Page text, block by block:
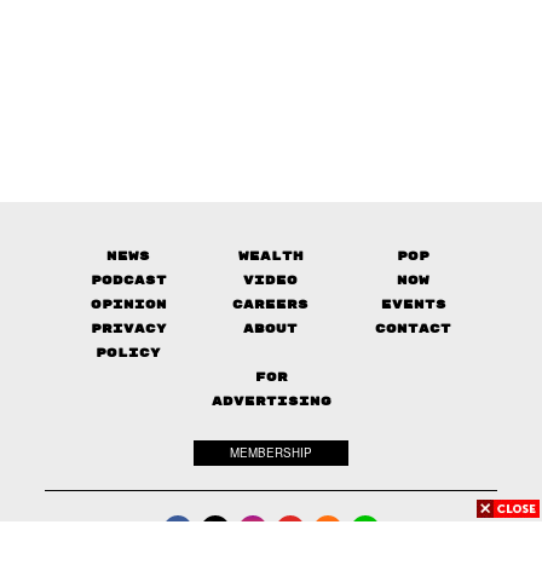
News Wealth
Pop
Podcast
Video
Now
Opinion
Careers
Events
Privacy
Policy
About Contact
FOR
ADVERTISING
MEMBERSHIP